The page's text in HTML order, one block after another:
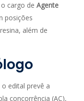
cargo de Agente
posições
além de
edital prevê a
concorrência (AC),